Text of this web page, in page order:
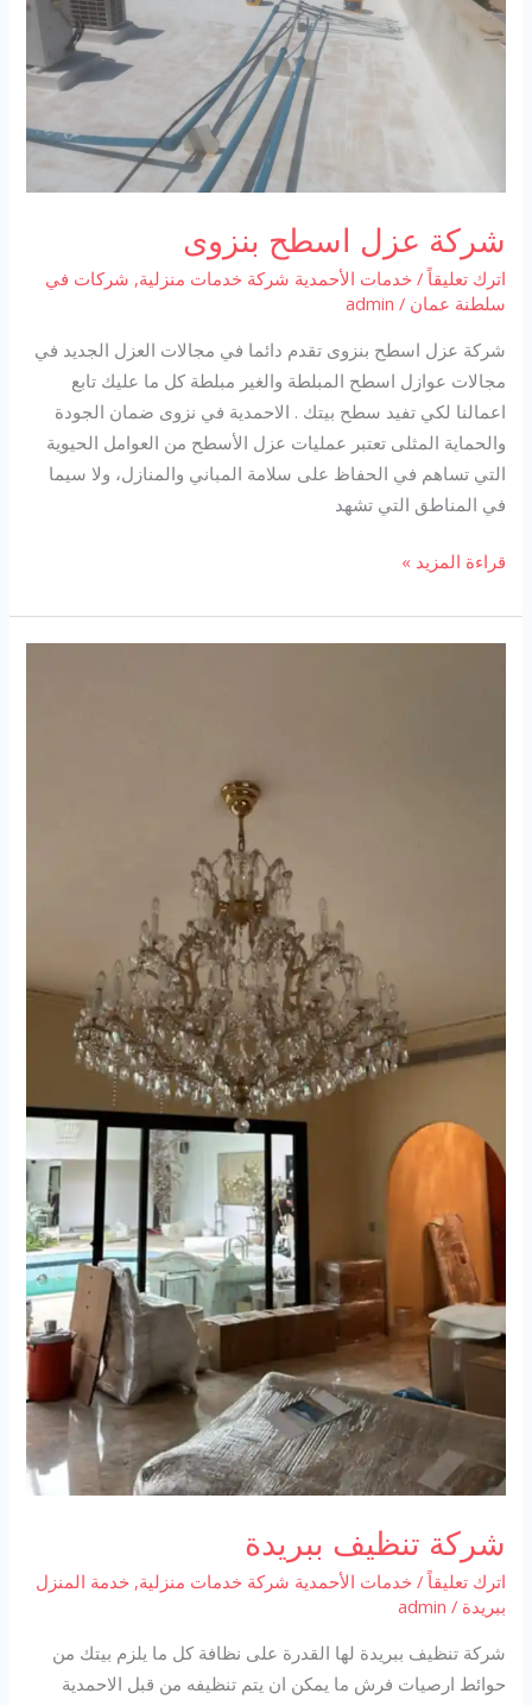
شركة عزل اسطح بنزوى
اترك تعليقاً / خدمات الأحمدية شركة خدمات منزلية, شركات في
سلطنة عمان /
admin
شركة عزل اسطح بنزوى تقدم دائما في مجالات العزل الجديد في
مجالات عوازل اسطح المبلطة والغير مبلطة كل ما عليك تابع
اعمالنا لكي تفيد سطح بيتك . الاحمدية في نزوى ضمان الجودة
والحماية المثلى تعتبر عمليات عزل الأسطح من العوامل الحيوية
التي تساهم في الحفاظ على سلامة المباني والمنازل، ولا سيما
في المناطق التي تشهد
شركة
اسطح
قراءة المزيد »
شركة تنظيف ببريدة
اترك تعليقاً / خدمات الأحمدية شركة خدمات منزلية, خدمة المنزل
ببريدة /
admin
شركة تنظيف ببريدة لها القدرة على نظافة كل ما يلزم بيتك من
حوائط ارصيات فرش ما يمكن ان يتم تنظيفه من قبل الاحمدية